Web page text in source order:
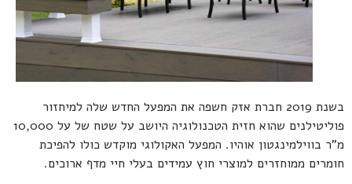
בשנת 2019 חברת אזק חשפה את המפעל החדש שלה למיחזור
פוליטילנים שהוא חזית הטכנולוגיה היושב על שטח של על 10,000
מ”ר בווילמינגטון אוהיו. המפעל האקולוגי מוקדש כולו להפיכת
חומרים ממוחזרים למוצרי חוץ עמידים בעלי חיי מדף ארוכים.